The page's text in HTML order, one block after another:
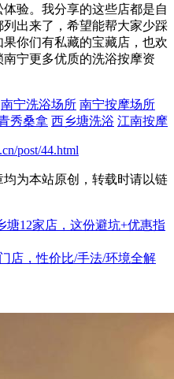
验。我分享的这些店都是自
出来了，希望能帮大家少踩
你们有私藏的宝藏店，也欢
宁更多优质的洗浴按摩资
南宁洗浴场所 南宁按摩场所
秀桑拿 西乡塘洗浴 江南按摩
post/44.html
为本站原创，转载时请以链
塘12家店，这份避坑+优惠指
店，性价比/手法/环境全解